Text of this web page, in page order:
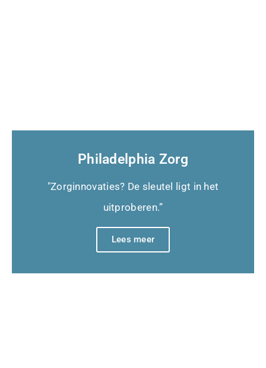
Philadelphia Zorg
"Zorginnovaties? De sleutel ligt in het
uitproberen.”
Lees meer